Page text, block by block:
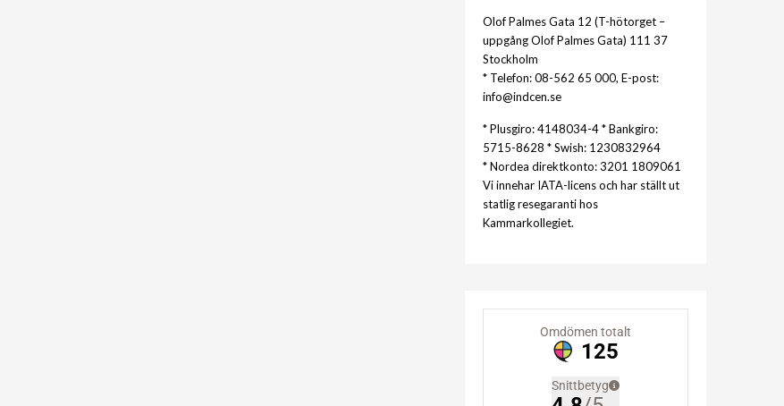
Olof Palmes Gata 12 (T-hötorget –
uppgång Olof Palmes Gata) 111 37
Stockholm
* Telefon: 08-562 65 000, E-post:
info@indcen.se
* Plusgiro: 4148034-4 * Bankgiro:
5715-8628 * Swish: 1230832964
* Nordea direktkonto: 3201 1809061
Vi innehar IATA-licens och har ställt ut
statlig resegaranti hos
Kammarkollegiet.